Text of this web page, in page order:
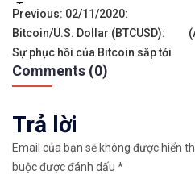
✨🏆𝐗𝐨á 𝐛ỏ 𝐥𝐨 𝐥ắ𝐧𝐠 𝐤𝐡𝐢
✅𝘔ở 𝘵à𝘪 𝘬𝘩𝘰ả𝘯 𝘵𝘳ê𝘯
✅𝘔ở 𝘵à𝘪 𝘬𝘩𝘰ả𝘯 𝘵𝘳ê𝘯
✅𝘔ở 𝘵à𝘪 𝘬𝘩𝘰ả𝘯 𝘵𝘳ê𝘯
🔗https://
Tags:
Điều
hướng
bài
viết
Previous: 02/11/2020:
Bitcoin/U.S. Dollar (BTCUSD):
Sự phục hồi của Bitcoin sắp tới
Comments (0)
Trả lời
Email của bạn sẽ không được hiển
buộc được đánh dấu *